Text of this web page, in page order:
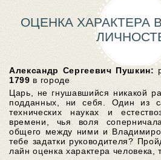
ОЦЕНКА
Александр Сергеевич Пушкин:
1799 в городе
Царь, не гнушавшийся никакой
подданных, ни себя. Один из
технических науках и
времени, чья воля
общего между ними и
тебе задатки руководителя?
лайн оценка характера человека,